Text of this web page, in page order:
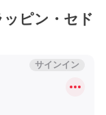
ピン・セド